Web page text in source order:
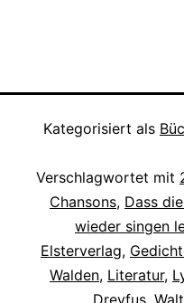
Kategorisiert als
Verschlagwortet mit
Chansons, Dass
wieder singen
Elsterverlag,
Walden, Literatur,
Dreyfus